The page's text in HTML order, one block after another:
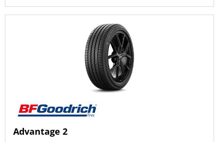
Advantage 2